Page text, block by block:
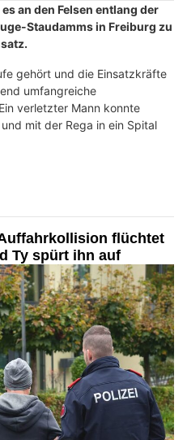
an den Felsen entlang der
Staudamms in Freiburg zu
gehört und die Einsatzkräfte
umfangreiche
verletzter Mann konnte
mit der Rega in ein Spital
flüchtet
Ty spürt ihn auf